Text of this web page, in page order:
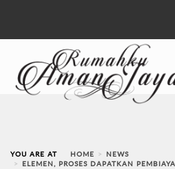
YOU ARE AT HOME
NEWS
ELEMEN, PROSES DAPATKAN